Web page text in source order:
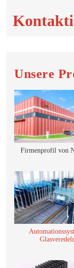
Unsere
Firmenprofil von